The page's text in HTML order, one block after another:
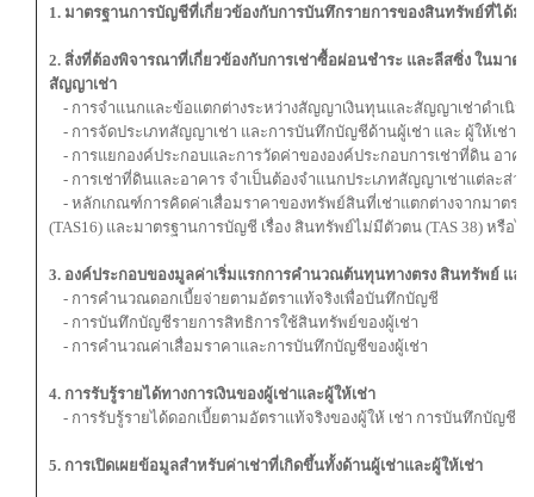
1. มาตรฐานการบัญชีที่เกี่ยวข้องกับการบันทึกรายการของสินทรัพย์ที่ได้ม
2. สิ่งที่ต้องพิจารณาที่เกี่ยวข้องกับการเช่าซื้อผ่อนชำระ และลีสซิ่ง ในมาตรฐ
สัญญาเช่า
- การจำแนกและข้อแตกต่างระหว่างสัญญาเงินทุนและสัญญาเช่าดำเนิน
- การจัดประเภทสัญญาเช่า และการบันทึกบัญชีด้านผู้เช่า และ ผู้ให้เช่า
- การแยกองค์ประกอบและการวัดค่าขององค์ประกอบการเช่าที่ดิน อาค
- การเช่าที่ดินและอาคาร จำเป็นต้องจำแนกประเภทสัญญาเช่าแต่ละส่ว
- หลักเกณฑ์การคิดค่าเสื่อมราคาของทรัพย์สินที่เช่าแตกต่างจากมาตร
(TAS16) และมาตรฐานการบัญชี เรื่อง สินทรัพย์ไม่มีตัวตน (TAS 38) หรือไม่
3. องค์ประกอบของมูลค่าเริ่มแรกการคำนวณต้นทุนทางตรง สินทรัพย์ และ
- การคำนวณดอกเบี้ยจ่ายตามอัตราแท้จริงเพื่อบันทึกบัญชี
- การบันทึกบัญชีรายการสิทธิการใช้สินทรัพย์ของผู้เช่า
- การคำนวณค่าเสื่อมราคาและการบันทึกบัญชีของผู้เช่า
4. การรับรู้รายได้ทางการเงินของผู้เช่าและผู้ให้เช่า
- การรับรู้รายได้ดอกเบี้ยตามอัตราแท้จริงของผู้ให้ เช่า การบันทึกบัญชีข
5. การเปิดเผยข้อมูลสำหรับค่าเช่าที่เกิดขึ้นทั้งด้านผู้เช่าและผู้ให้เช่า